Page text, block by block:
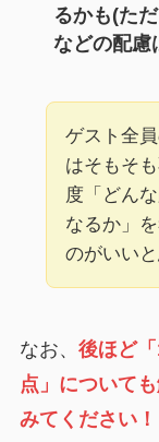
るかも(た
などの配慮
ゲスト全
はそもそ
度「どん
なるか」
のがいい
なお、 後ほど
点」について
みてください！